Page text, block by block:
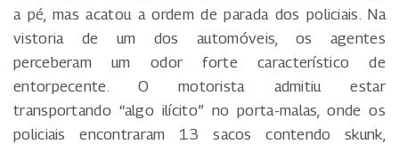
a pé, mas acatou a ordem de parada dos policiais. Na
vistoria de um dos automóveis, os agentes
perceberam um odor forte característico de
entorpecente. O motorista admitiu estar
transportando “algo ilícito” no porta-malas, onde os
policiais encontraram 13 sacos contendo skunk,